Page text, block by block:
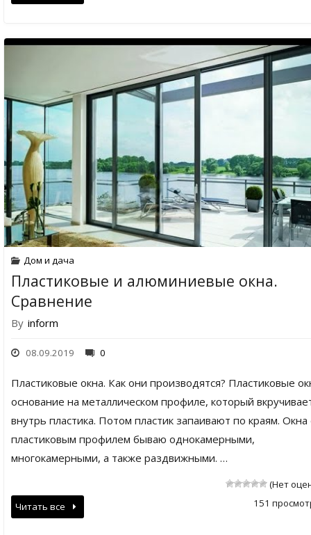
Дом и дача
Пластиковые и алюминиевые окна.
Сравнение
By inform
08.09.2019 0
Пластиковые окна. Как они производятся? Пластиковые
основание на металлическом профиле, который
внутрь пластика. Потом пластик запаивают по краям. Окна
пластиковым профилем бываю однокамерными,
многокамерными, а также раздвижными. …
(Нет
151
Читать все